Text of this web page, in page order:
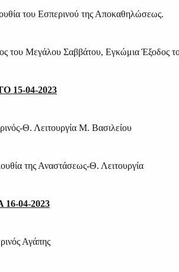
του Εσπερινού της Αποκαθηλώσεως.
του Μεγάλου Σαββάτου, Εγκώμια Έξοδος
15-04-2023
Θ. Λειτουργία Μ. Βασιλείου
της Αναστάσεως-Θ. Λειτουργία
04-2023
Αγάπης